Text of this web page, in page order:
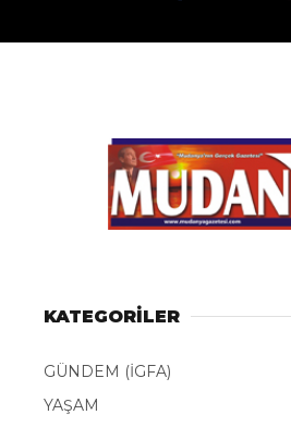
KATEGORİLER
GÜNDEM (İGFA)
YAŞAM